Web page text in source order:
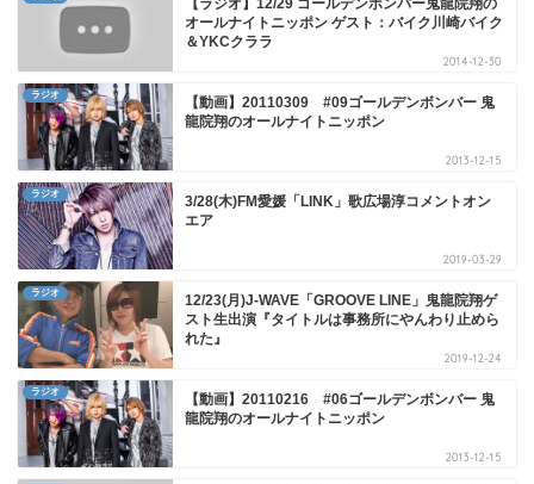
オールナイトニッポン ゲスト：バイク川崎バイク
＆YKCクララ
2014-12-30
ラジオ
【動画】20110309 #09ゴールデンボンバー 鬼
龍院翔のオールナイトニッポン
2013-12-15
ラジオ
3/28(木)FM愛媛「LINK」歌広場淳コメントオン
エア
2019-03-29
ラジオ
12/23(月)J-WAVE「GROOVE LINE」鬼龍院翔ゲ
スト生出演『タイトルは事務所にやんわり止めら
れた』
2019-12-24
ラジオ
【動画】20110216 #06ゴールデンボンバー 鬼
龍院翔のオールナイトニッポン
2013-12-15